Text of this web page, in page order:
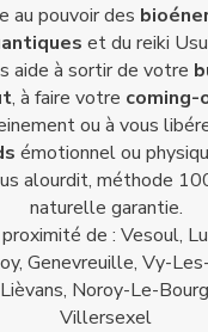
au pouvoir des
et du reiki
aide à sortir de votre
, à faire votre coming-
ou à vous
émotionnel ou
alourdit, méthode
naturelle garantie.
de : Vesoul,
Genevreuille, Vy-
Lièvans, Noroy-Le-
Villersexel